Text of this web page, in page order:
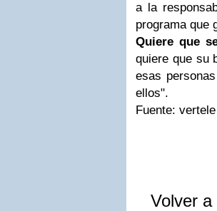
a la
programa que
Quiere que
quiere que su
esas
ellos".
Fuente: vertele
Volver